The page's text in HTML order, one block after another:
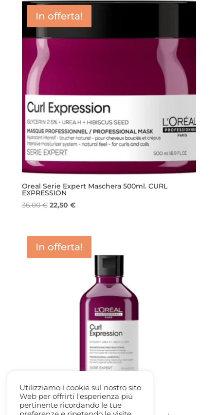
era:
22,00 €.
è:
17,50 €.
In offerta!
Oreal Serie Expert Maschera 500ml. CURL
EXPRESSION
36,00€ Il
era:
36,00 €.
22,50 €Il
è:
22,50 €.
In offerta!
Utilizziamo i cookie sul nostro sito
Web per offrirti l'esperienza più
pertinente ricordando le tue